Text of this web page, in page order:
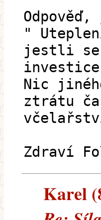
"
jestli se
Nic
ztrátu
Zdraví
Karel